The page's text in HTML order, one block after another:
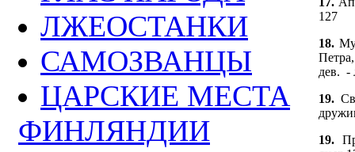
ЛЖЕОСТАНКИ
САМОЗВАНЦЫ
ЦАРСКИЕ МЕСТА
ФИНЛЯНДИИ
127
18.
дев. -
19.
19.